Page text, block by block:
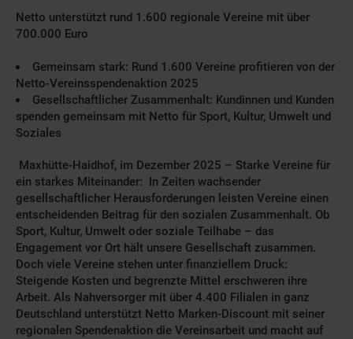
Netto unterstützt rund 1.600 regionale Vereine mit über
700.000 Euro
Gemeinsam stark: Rund 1.600 Vereine profitieren von der
Netto-Vereinsspendenaktion 2025
Gesellschaftlicher Zusammenhalt: Kundinnen und Kunden
spenden gemeinsam mit Netto für Sport, Kultur, Umwelt und
Soziales
Maxhütte-Haidhof, im Dezember 2025 – Starke Vereine für
ein starkes Miteinander: In Zeiten wachsender
gesellschaftlicher Herausforderungen leisten Vereine einen
entscheidenden Beitrag für den sozialen Zusammenhalt. Ob
Sport, Kultur, Umwelt oder soziale Teilhabe – das
Engagement vor Ort hält unsere Gesellschaft zusammen.
Doch viele Vereine stehen unter finanziellem Druck:
Steigende Kosten und begrenzte Mittel erschweren ihre
Arbeit. Als Nahversorger mit über 4.400 Filialen in ganz
Deutschland unterstützt Netto Marken-Discount mit seiner
regionalen Spendenaktion die Vereinsarbeit und macht auf